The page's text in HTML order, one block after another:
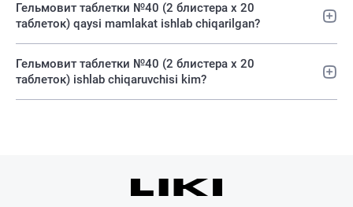
Гельмовит таблетки №40 (2 блистера х 20
таблеток) qaysi mamlakat ishlab chiqarilgan?
Гельмовит таблетки №40 (2 блистера х 20
таблеток) ishlab chiqaruvchisi kim?